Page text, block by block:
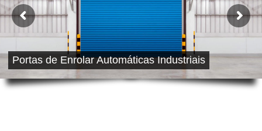
Portas de Enrolar Automáticas Industriais